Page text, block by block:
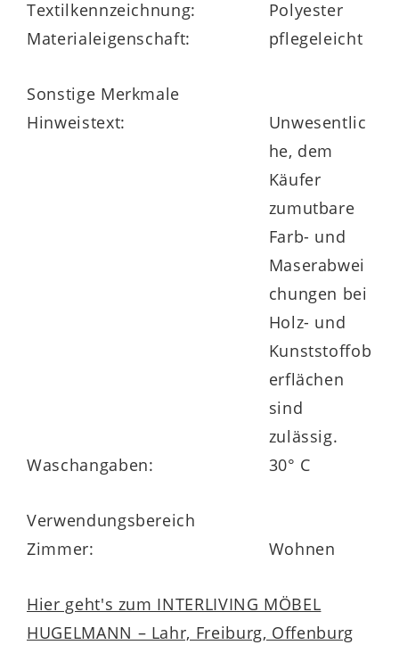
Textilkennzeichnung:
Polyester
Materialeigenschaft:
pflegeleicht
Sonstige Merkmale
Hinweistext:
Unwesentlic
he, dem
Käufer
zumutbare
Farb- und
Maserabwei
chungen bei
Holz- und
Kunststoffob
erflächen
sind
zulässig.
Waschangaben:
30° C
Verwendungsbereich
Zimmer:
Wohnen
Hier geht's zum INTERLIVING MÖBEL
HUGELMANN – Lahr, Freiburg, Offenburg